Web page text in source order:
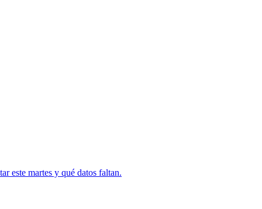
este martes y qué datos faltan.